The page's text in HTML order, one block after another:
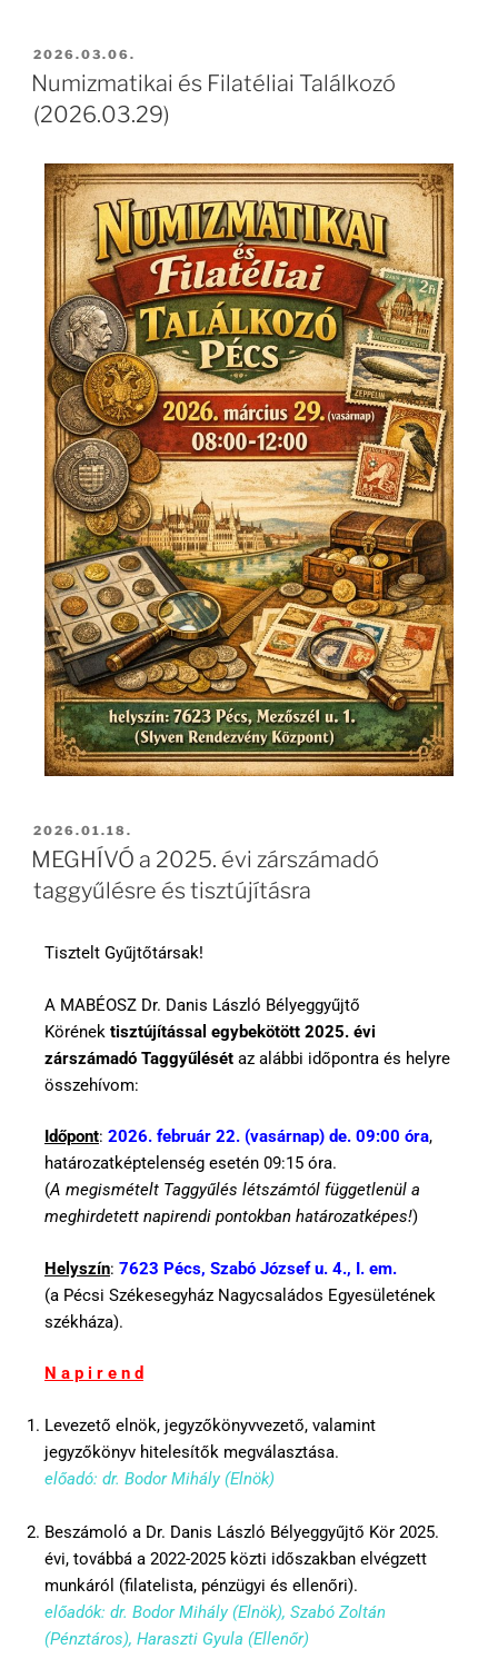
2026.03.06.
Numizmatikai és Filatéliai Találkozó
(2026.03.29)
2026.01.18.
MEGHÍVÓ a 2025. évi zárszámadó
taggyűlésre és tisztújításra
Tisztelt Gyűjtőtársak!
A MABÉOSZ Dr. Danis László Bélyeggyűjtő
Körének tisztújítással egybekötött 2025. évi
zárszámadó Taggyűlését az alábbi időpontra és helyre
összehívom:
Időpont: 2026. február 22. (vasárnap) de. 09:00 óra,
határozatképtelenség esetén 09:15 óra.
(A megismételt Taggyűlés létszámtól függetlenül a
meghirdetett napirendi pontokban határozatképes!)
Helyszín: 7623 Pécs, Szabó József u. 4., I. em.
(a Pécsi Székesegyház Nagycsaládos Egyesületének
székháza).
N a p i r e n d
Levezető elnök, jegyzőkönyvvezető, valamint
jegyzőkönyv hitelesítők megválasztása.
előadó: dr. Bodor Mihály (Elnök)
Beszámoló a Dr. Danis László Bélyeggyűjtő Kör 2025.
évi, továbbá a 2022-2025 közti időszakban elvégzett
munkáról (filatelista, pénzügyi és ellenőri).
előadók: dr. Bodor Mihály (Elnök), Szabó Zoltán
(Pénztáros), Haraszti Gyula (Ellenőr)